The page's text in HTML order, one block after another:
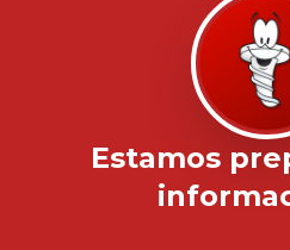
Estamos